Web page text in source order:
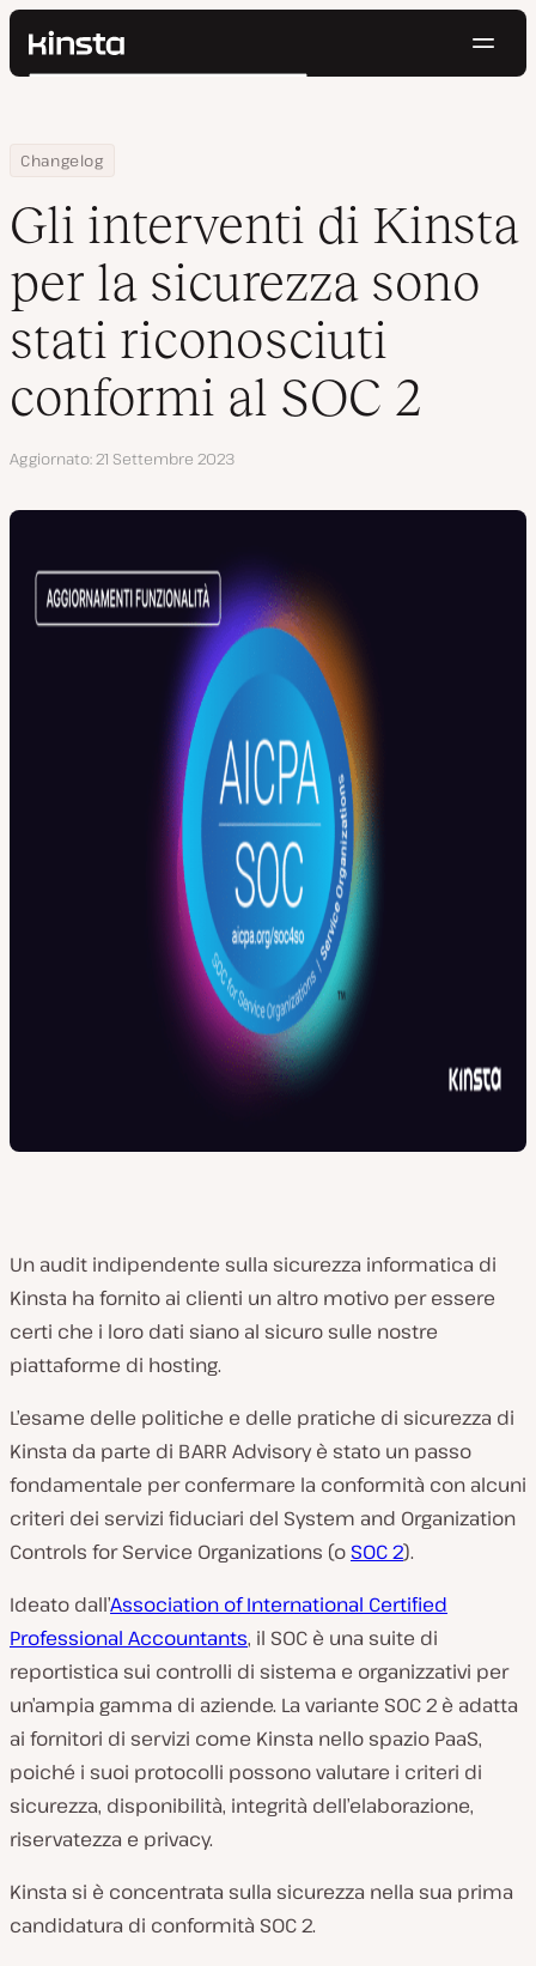
Kinsta®
Prezzi
Contatti
Cerca
Home
Changelog
Gli interventi di Kinsta per la sicurezza sono stati riconosciuti
Gli interventi di Kinsta
per la sicurezza sono
stati riconosciuti
conformi al SOC 2
Aggiornato 21 Settembre 2023
Un audit indipendente sulla sicurezza informatica di
Kinsta ha fornito ai clienti un altro motivo per essere
certi che i loro dati siano al sicuro sulle nostre
piattaforme di hosting.
L’esame delle politiche e delle pratiche di sicurezza di
Kinsta da parte di BARR Advisory è stato un passo
fondamentale per confermare la conformità con alcuni
criteri dei servizi fiduciari del System and Organization
Controls for Service Organizations (o SOC 2).
Ideato dall’Association of International Certified
Professional Accountants, il SOC è una suite di
reportistica sui controlli di sistema e organizzativi per
un’ampia gamma di aziende. La variante SOC 2 è adatta
ai fornitori di servizi come Kinsta nello spazio PaaS,
poiché i suoi protocolli possono valutare i criteri di
sicurezza, disponibilità, integrità dell’elaborazione,
riservatezza e privacy.
Kinsta si è concentrata sulla sicurezza nella sua prima
candidatura di conformità SOC 2.